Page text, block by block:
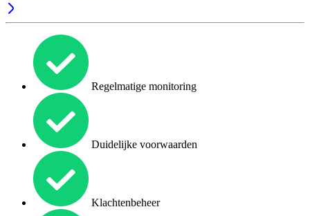
Regelmatige monitoring
Duidelijke voorwaarden
Klachtenbeheer